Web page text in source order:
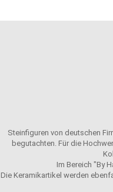
Steinfiguren von deutschen
begutachten. Für die
Im Bereich "By
Die Keramikartikel werden